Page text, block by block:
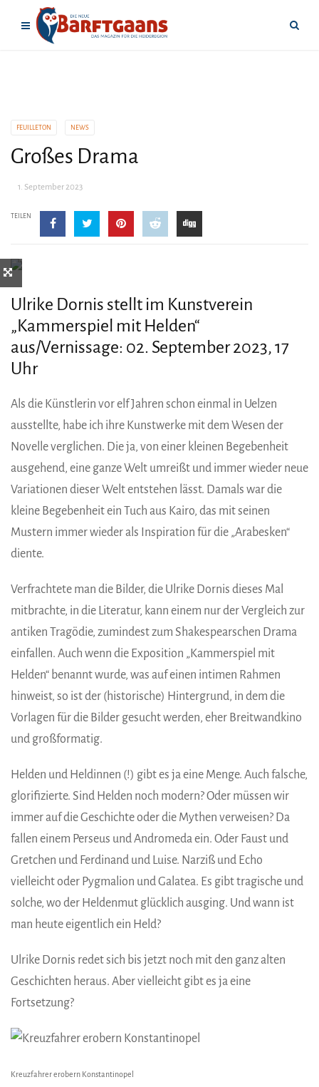
FEUILLETON NEWS
Großes Drama
1. September 2023
TEILEN
Ulrike Dornis stellt im Kunstverein
„Kammerspiel mit Helden“
aus/Vernissage: 02. September 2023, 17
Uhr
Als die Künstlerin vor elf Jahren schon einmal in Uelzen
ausstellte, habe ich ihre Kunstwerke mit dem Wesen der
Novelle verglichen. Die ja, von einer kleinen Begebenheit
ausgehend, eine ganze Welt umreißt und immer wieder neue
Variationen dieser Welt entstehen lässt. Damals war die
kleine Begebenheit ein Tuch aus Kairo, das mit seinen
Mustern immer wieder als Inspiration für die „Arabesken“
diente.
Verfrachtete man die Bilder, die Ulrike Dornis dieses Mal
mitbrachte, in die Literatur, kann einem nur der Vergleich zur
antiken Tragödie, zumindest zum Shakespearschen Drama
einfallen. Auch wenn die Exposition „Kammerspiel mit
Helden“ benannt wurde, was auf einen intimen Rahmen
hinweist, so ist der (historische) Hintergrund, in dem die
Vorlagen für die Bilder gesucht werden, eher Breitwandkino
und großformatig.
Helden und Heldinnen (!) gibt es ja eine Menge. Auch falsche,
glorifizierte. Sind Helden noch modern? Oder müssen wir
immer auf die Geschichte oder die Mythen verweisen? Da
fallen einem Perseus und Andromeda ein. Oder Faust und
Gretchen und Ferdinand und Luise. Narziß und Echo
vielleicht oder Pygmalion und Galatea. Es gibt tragische und
solche, wo der Heldenmut glücklich ausging. Und wann ist
man heute eigentlich ein Held?
Ulrike Dornis redet sich bis jetzt noch mit den ganz alten
Geschichten heraus. Aber vielleicht gibt es ja eine
Fortsetzung?
Kreuzfahrer erobern Konstantinopel